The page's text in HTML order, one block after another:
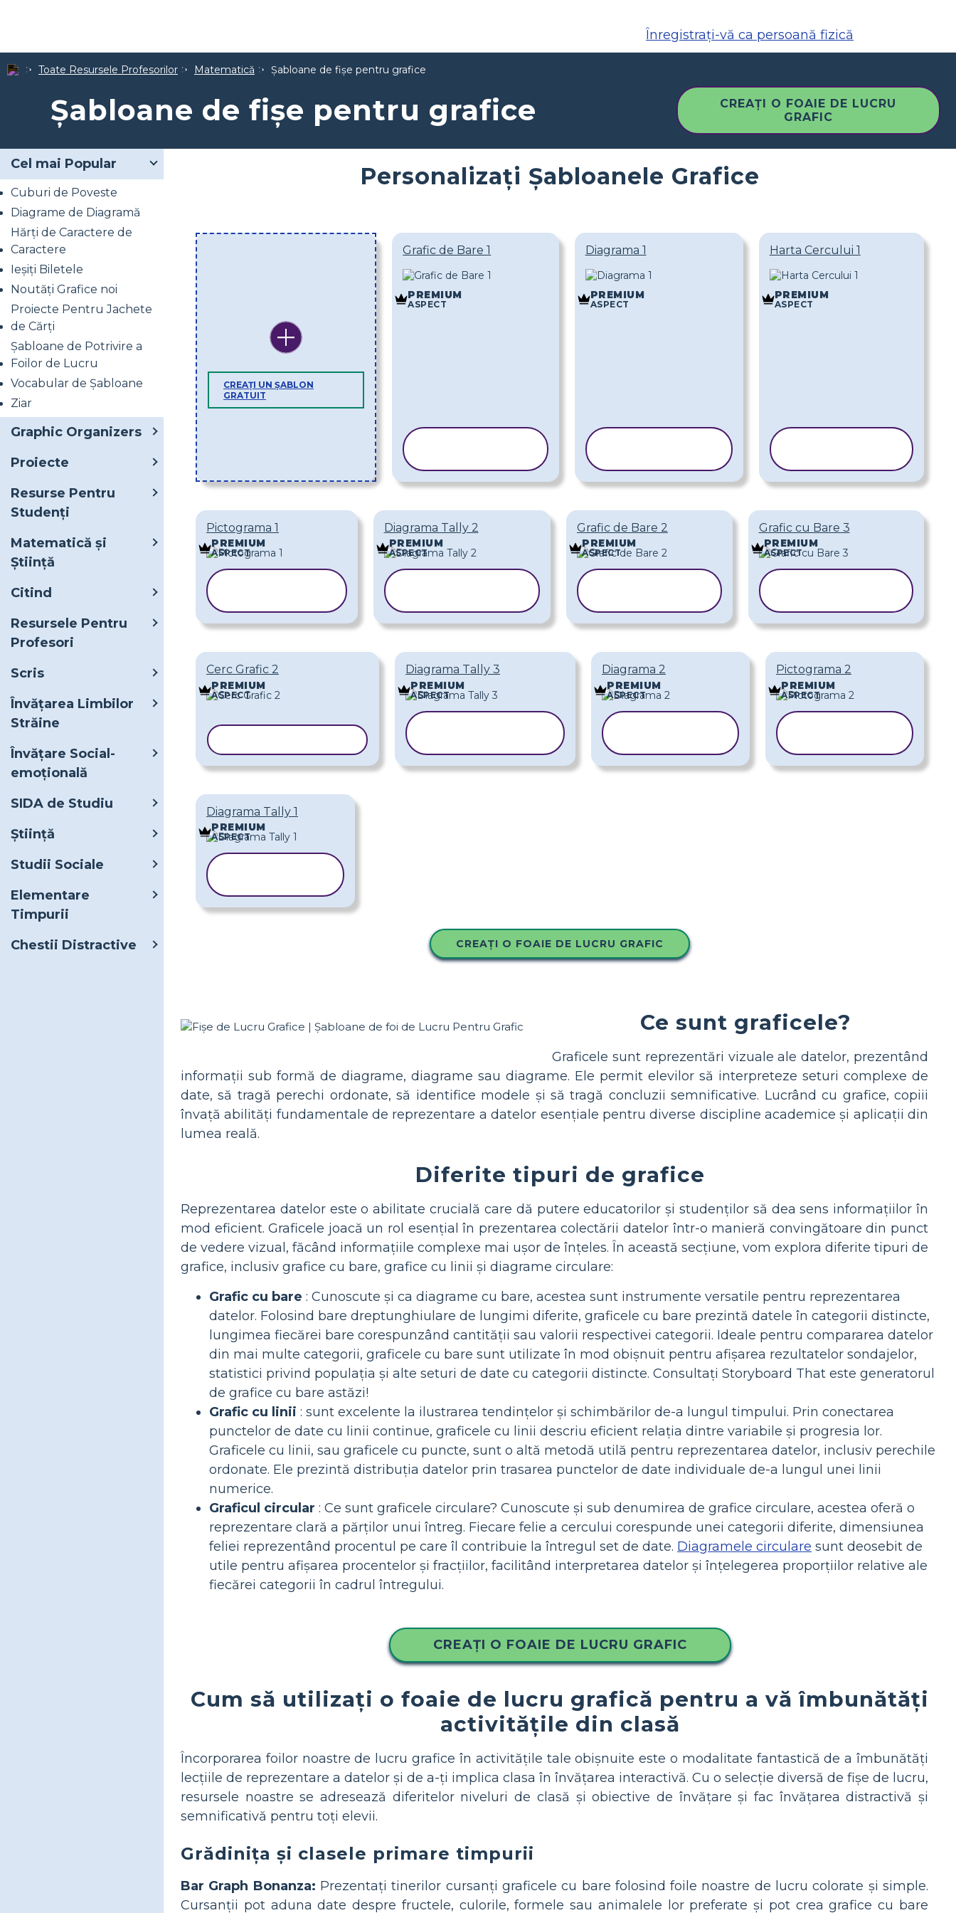
Înregistrați-vă ca persoană fizică
Toate Resursele Profesorilor Matematică Şabloane de fişe pentru grafice
Şabloane de fişe pentru grafice
CREAȚI O FOAIE DE LUCRU
GRAFIC
Cel mai Popular
Cuburi de Poveste
Diagrame de Diagramă
Hărți de Caractere de
Caractere
Ieșiți Biletele
Noutăți Grafice noi
Proiecte Pentru Jachete
de Cărți
Șabloane de Potrivire a
Foilor de Lucru
Vocabular de Șabloane
Ziar
Graphic Organizers
Proiecte
Resurse Pentru
Studenți
Matematică și
Știință
Citind
Resursele Pentru
Profesori
Scris
Învățarea Limbilor
Străine
Învățare Social-
emoțională
SIDA de Studiu
Ştiinţă
Studii Sociale
Elementare
Timpurii
Chestii Distractive
Personalizați Șabloanele Grafice
CREAȚI UN ȘABLON
GRATUIT
Grafic de Bare 1
PREMIUM
ASPECT
Diagrama 1
PREMIUM
ASPECT
Harta Cercului 1
PREMIUM
ASPECT
Pictograma 1
PREMIUM
ASPECT
Diagrama Tally 2
PREMIUM
ASPECT
Grafic de Bare 2
PREMIUM
ASPECT
Grafic cu Bare 3
PREMIUM
ASPECT
Cerc Grafic 2
PREMIUM
ASPECT
Diagrama Tally 3
PREMIUM
ASPECT
Diagrama 2
PREMIUM
ASPECT
Pictograma 2
PREMIUM
ASPECT
Diagrama Tally 1
PREMIUM
ASPECT
CREAȚI O FOAIE DE LUCRU GRAFIC
Ce sunt graficele?
Graficele sunt reprezentări vizuale ale datelor, prezentând
informații sub formă de diagrame, diagrame sau diagrame. Ele permit elevilor să interpreteze seturi complexe de
date, să tragă perechi ordonate, să identifice modele și să tragă concluzii semnificative. Lucrând cu grafice, copiii
învață abilități fundamentale de reprezentare a datelor esențiale pentru diverse discipline academice și aplicații din
lumea reală.
Diferite tipuri de grafice
Reprezentarea datelor este o abilitate crucială care dă putere educatorilor și studenților să dea sens informațiilor în
mod eficient. Graficele joacă un rol esențial în prezentarea colectării datelor într-o manieră convingătoare din punct
de vedere vizual, făcând informațiile complexe mai ușor de înțeles. În această secțiune, vom explora diferite tipuri de
grafice, inclusiv grafice cu bare, grafice cu linii și diagrame circulare:
Grafic cu bare : Cunoscute și ca diagrame cu bare, acestea sunt instrumente versatile pentru reprezentarea
datelor. Folosind bare dreptunghiulare de lungimi diferite, graficele cu bare prezintă datele în categorii distincte,
lungimea fiecărei bare corespunzând cantității sau valorii respectivei categorii. Ideale pentru compararea datelor
din mai multe categorii, graficele cu bare sunt utilizate în mod obișnuit pentru afișarea rezultatelor sondajelor,
statistici privind populația și alte seturi de date cu categorii distincte. Consultați Storyboard That este generatorul
de grafice cu bare astăzi!
Grafic cu linii : sunt excelente la ilustrarea tendințelor și schimbărilor de-a lungul timpului. Prin conectarea
punctelor de date cu linii continue, graficele cu linii descriu eficient relația dintre variabile și progresia lor.
Graficele cu linii, sau graficele cu puncte, sunt o altă metodă utilă pentru reprezentarea datelor, inclusiv perechile
ordonate. Ele prezintă distribuția datelor prin trasarea punctelor de date individuale de-a lungul unei linii
numerice.
Graficul circular : Ce sunt graficele circulare? Cunoscute și sub denumirea de grafice circulare, acestea oferă o
reprezentare clară a părților unui întreg. Fiecare felie a cercului corespunde unei categorii diferite, dimensiunea
feliei reprezentând procentul pe care îl contribuie la întregul set de date. Diagramele circulare sunt deosebit de
utile pentru afișarea procentelor și fracțiilor, facilitând interpretarea datelor și înțelegerea proporțiilor relative ale
fiecărei categorii în cadrul întregului.
CREAȚI O FOAIE DE LUCRU GRAFIC
Cum să utilizați o foaie de lucru grafică pentru a vă îmbunătăți
activitățile din clasă
Încorporarea foilor noastre de lucru grafice în activitățile tale obișnuite este o modalitate fantastică de a îmbunătăți
lecțiile de reprezentare a datelor și de a-ți implica clasa în învățarea interactivă. Cu o selecție diversă de fișe de lucru,
resursele noastre se adresează diferitelor niveluri de clasă și obiective de învățare și fac învățarea distractivă și
semnificativă pentru toți elevii.
Grădinița și clasele primare timpurii
Bar Graph Bonanza: Prezentați tinerilor cursanți graficele cu bare folosind foile noastre de lucru colorate și simple.
Cursanții pot aduna date despre fructele, culorile, formele sau animalele lor preferate și pot crea grafice cu bare